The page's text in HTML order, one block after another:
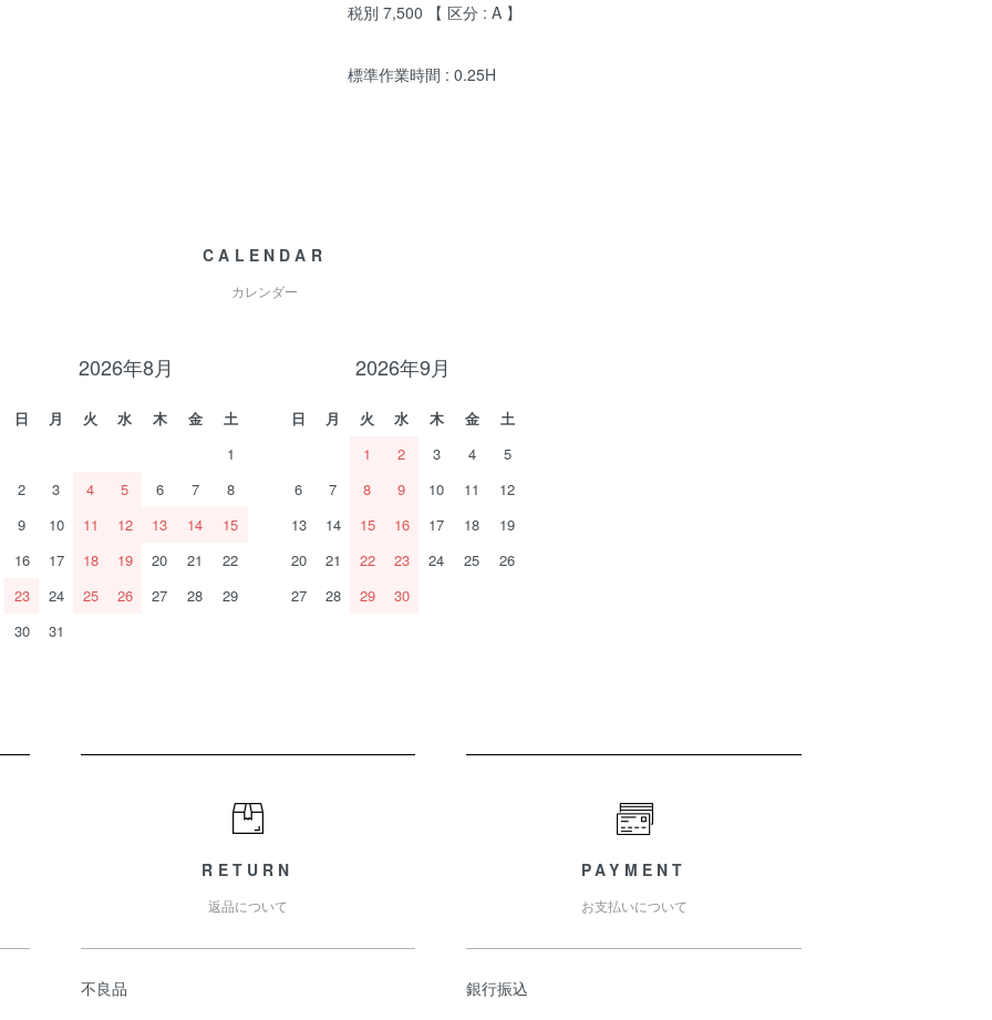
税別 7,500 【 区分 : A 】
標準作業時間 : 0.25H
CALENDAR
カレンダー
2026年8月
日 月 火 水 木 金
土
1
2
3 4 5 6 7
8
9
10 11 12 13 14
15
16
17 18 19 20 21
22
23
24 25 26 27 28
29
30
31
2026年9月
日 月 火 水 木 金
土
1
2 3 4
5
6
7 8 9 10 11
12
13
14 15 16 17 18
19
20
21 22 23 24 25
26
27
28 29 30
RETURN
返品について
不良品
PAYMENT
お支払いについて
銀行振込